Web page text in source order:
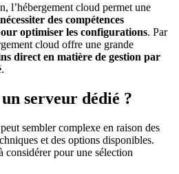
l’hébergement cloud permet une
nécessiter des compétences
optimiser les configurations. Par
cloud offre une grande
direct en matière de gestion par
.
serveur dédié ?
sembler complexe en raison des
et des options disponibles.
pour une sélection